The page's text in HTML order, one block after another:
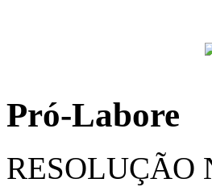
Pró-Labore
RESOLUÇÃO